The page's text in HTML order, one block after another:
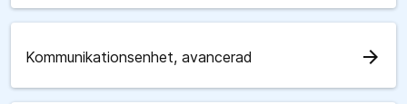
Kommunikationsenhet, avancerad arrow_forward